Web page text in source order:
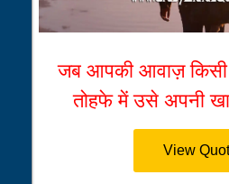
जब आपकी आवाज़
तोहफे में उसे अपनी
View